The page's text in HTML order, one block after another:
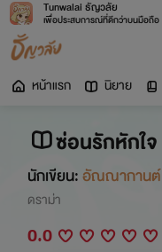
Tunwalai ธัญวลัย
เพื่อประสบการณ์ที่ดีกว่าบนมือถือ
หน้าแรก นิยาย
ซ่อนรักหักใจ
นักเขียน:อัณณากานต์
ดราม่า
0.0